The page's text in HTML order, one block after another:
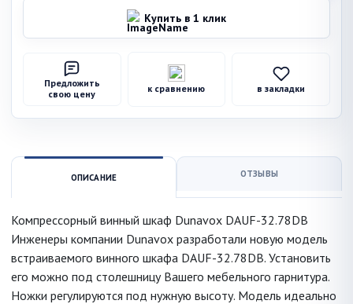
Купить в 1 клик
Предложить
свою цену
к сравнению в закладки
ОПИСАНИЕ ОТЗЫВЫ
Компрессорный винный шкаф Dunavox DAUF-32.78DB
Инженеры компании Dunavox разработали новую модель
встраиваемого винного шкафа DAUF-32.78DB. Установить
его можно под столешницу Вашего мебельного гарнитура.
Ножки регулируются под нужную высоту. Модель идеально